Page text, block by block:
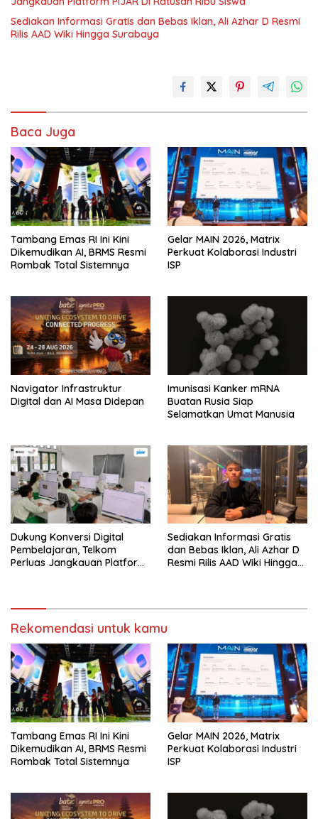
Sediakan Informasi Gratis dan Bebas Iklan, Ali Azhar D Resmi
Rilis AAD Wiki Hingga Surabaya
Baca Juga
Tambang Emas RI Ini Kini
Dikemudikan AI, BRMS Resmi
Rombak Total Sistemnya
Gelar MAIN 2026, Matrix
Perkuat Kolaborasi Industri
ISP
Navigator Infrastruktur
Digital dan AI Masa Didepan
Imunisasi Kanker mRNA
Buatan Rusia Siap
Selamatkan Umat Manusia
Dukung Konversi Digital
Pembelajaran, Telkom
Perluas Jangkauan Platform
Sediakan Informasi Gratis
dan Bebas Iklan, Ali Azhar D
Resmi Rilis AAD Wiki Hingga
Rekomendasi untuk kamu
Tambang Emas RI Ini Kini
Dikemudikan AI, BRMS Resmi
Rombak Total Sistemnya
Gelar MAIN 2026, Matrix
Perkuat Kolaborasi Industri
ISP